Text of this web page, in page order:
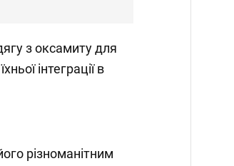
з оксамиту для
інтеграції в
різноманітним